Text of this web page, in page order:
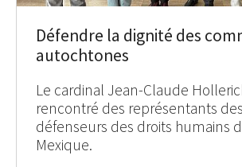
Défendre la dignité des
autochtones
Le cardinal Jean-Claude
rencontré des représentants
défenseurs des droits humains
Mexique.